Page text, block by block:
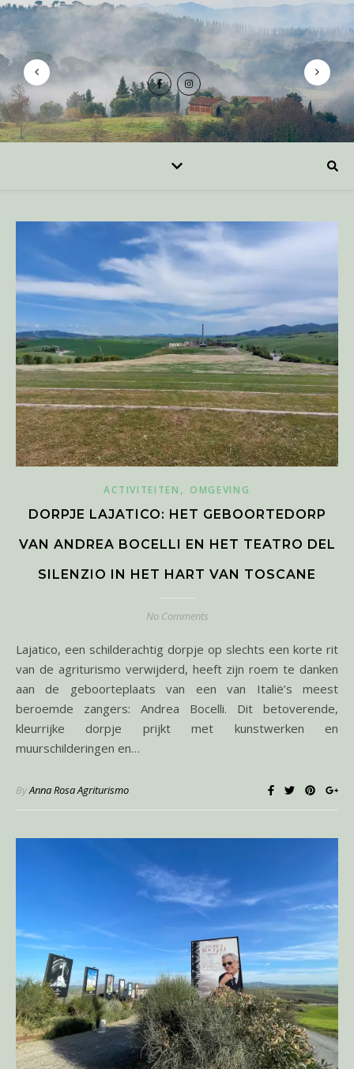
ACTIVITEITEN , OMGEVING
DORPJE LAJATICO: HET GEBOORTEDORP
VAN ANDREA BOCELLI EN HET TEATRO DEL
SILENZIO IN HET HART VAN TOSCANE
No Comments
Lajatico, een schilderachtig dorpje op slechts een korte rit
van de agriturismo verwijderd, heeft zijn roem te danken
aan de geboorteplaats van een van Italië’s meest
beroemde zangers: Andrea Bocelli. Dit betoverende,
kleurrijke dorpje prijkt met kunstwerken en
muurschilderingen en…
ByAnna Rosa Agriturismo